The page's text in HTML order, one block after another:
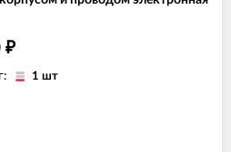
₽
1 шт